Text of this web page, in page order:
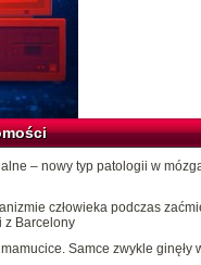
– nowy typ patologii w
człowieka podczas
z Barcelony
Samce zwykle ginęły